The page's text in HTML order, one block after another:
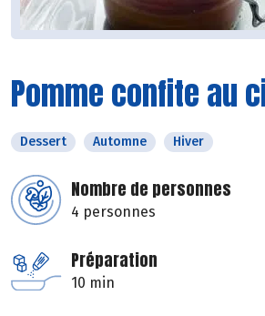
Pomme confite au
Dessert Automne Hiver
Nombre de personnes
4 personnes
Préparation
10 min